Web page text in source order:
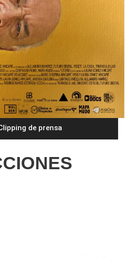
de prensa